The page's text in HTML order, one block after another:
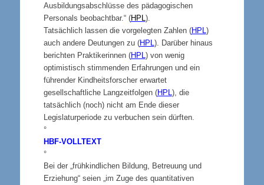
Ausbildungsabschlüsse des pädagogischen
Personals beobachtbar.“ (HPL ).
Tatsächlich lassen die vorgelegten Zahlen (HPL )
auch andere Deutungen zu (HPL ). Darüber hinaus
berichten Praktikerinnen (HPL ) von wenig
optimistisch stimmenden Erfahrungen und ein
führender Kindheitsforscher erwartet
gesellschaftliche Langzeitfolgen (HPL ), die
tatsächlich (noch) nicht am Ende dieser
Legislaturperiode zu verbuchen sein dürften.
°
HBF-VOLLTEXT
°
Bei der „frühkindlichen Bildung, Betreuung und
Erziehung“ seien „im Zuge des quantitativen